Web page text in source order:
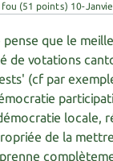
fou (51 points) 10-
que le
de votations
(cf par
locale,
de la